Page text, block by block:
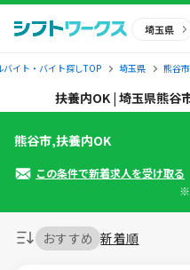
埼玉県
バイト・バイト探しTOP 埼玉県 熊谷市
扶養内OK | 埼玉県熊谷
おすすめ 新着順
熊谷市,扶養内OK
この条件で新着求人を受け取る
※